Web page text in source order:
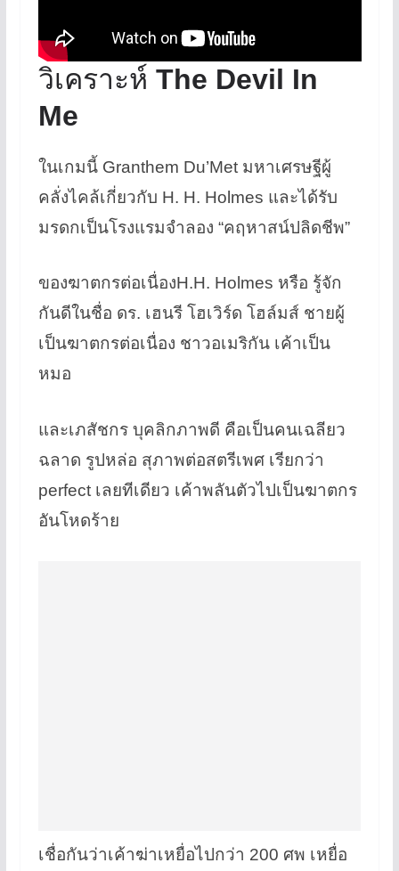
วิเคราะห์ The Devil In
Me
ในเกมนี้ Granthem Du’Met มหาเศรษฐีผู้
คลั่งไคล้เกี่ยวกับ H. H. Holmes และได้รับ
มรดกเป็นโรงแรมจำลอง “คฤหาสน์ปลิดชีพ”
ของฆาตกรต่อเนื่องH.H. Holmes หรือ รู้จัก
กันดีในชื่อ ดร. เฮนรี โฮเวิร์ด โฮล์มส์ ชายผู้
เป็นฆาตกรต่อเนื่อง ชาวอเมริกัน เค้าเป็น
หมอ
และเภสัชกร บุคลิกภาพดี คือเป็นคนเฉลียว
ฉลาด รูปหล่อ สุภาพต่อสตรีเพศ เรียกว่า
perfect เลยทีเดียว เค้าพลันตัวไปเป็นฆาตกร
อันโหดร้าย
เชื่อกันว่าเค้าฆ่าเหยื่อไปกว่า 200 ศพ เหยื่อ